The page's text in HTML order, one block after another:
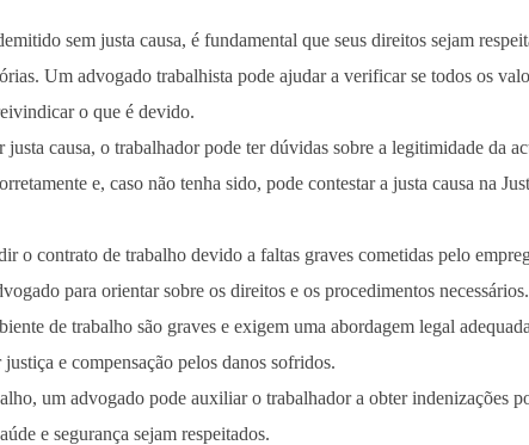
sem justa causa, é fundamental que seus direitos sejam
Um advogado trabalhista pode ajudar a verificar se todos os
o que é devido.
justa causa, o trabalhador pode ter dúvidas sobre a legitimidade da
e, caso não tenha sido, pode contestar a justa causa na
o contrato de trabalho devido a faltas graves cometidas pelo
para orientar sobre os direitos e os procedimentos necessários.
de trabalho são graves e exigem uma abordagem legal
e compensação pelos danos sofridos.
um advogado pode auxiliar o trabalhador a obter indenizações
e segurança sejam respeitados.